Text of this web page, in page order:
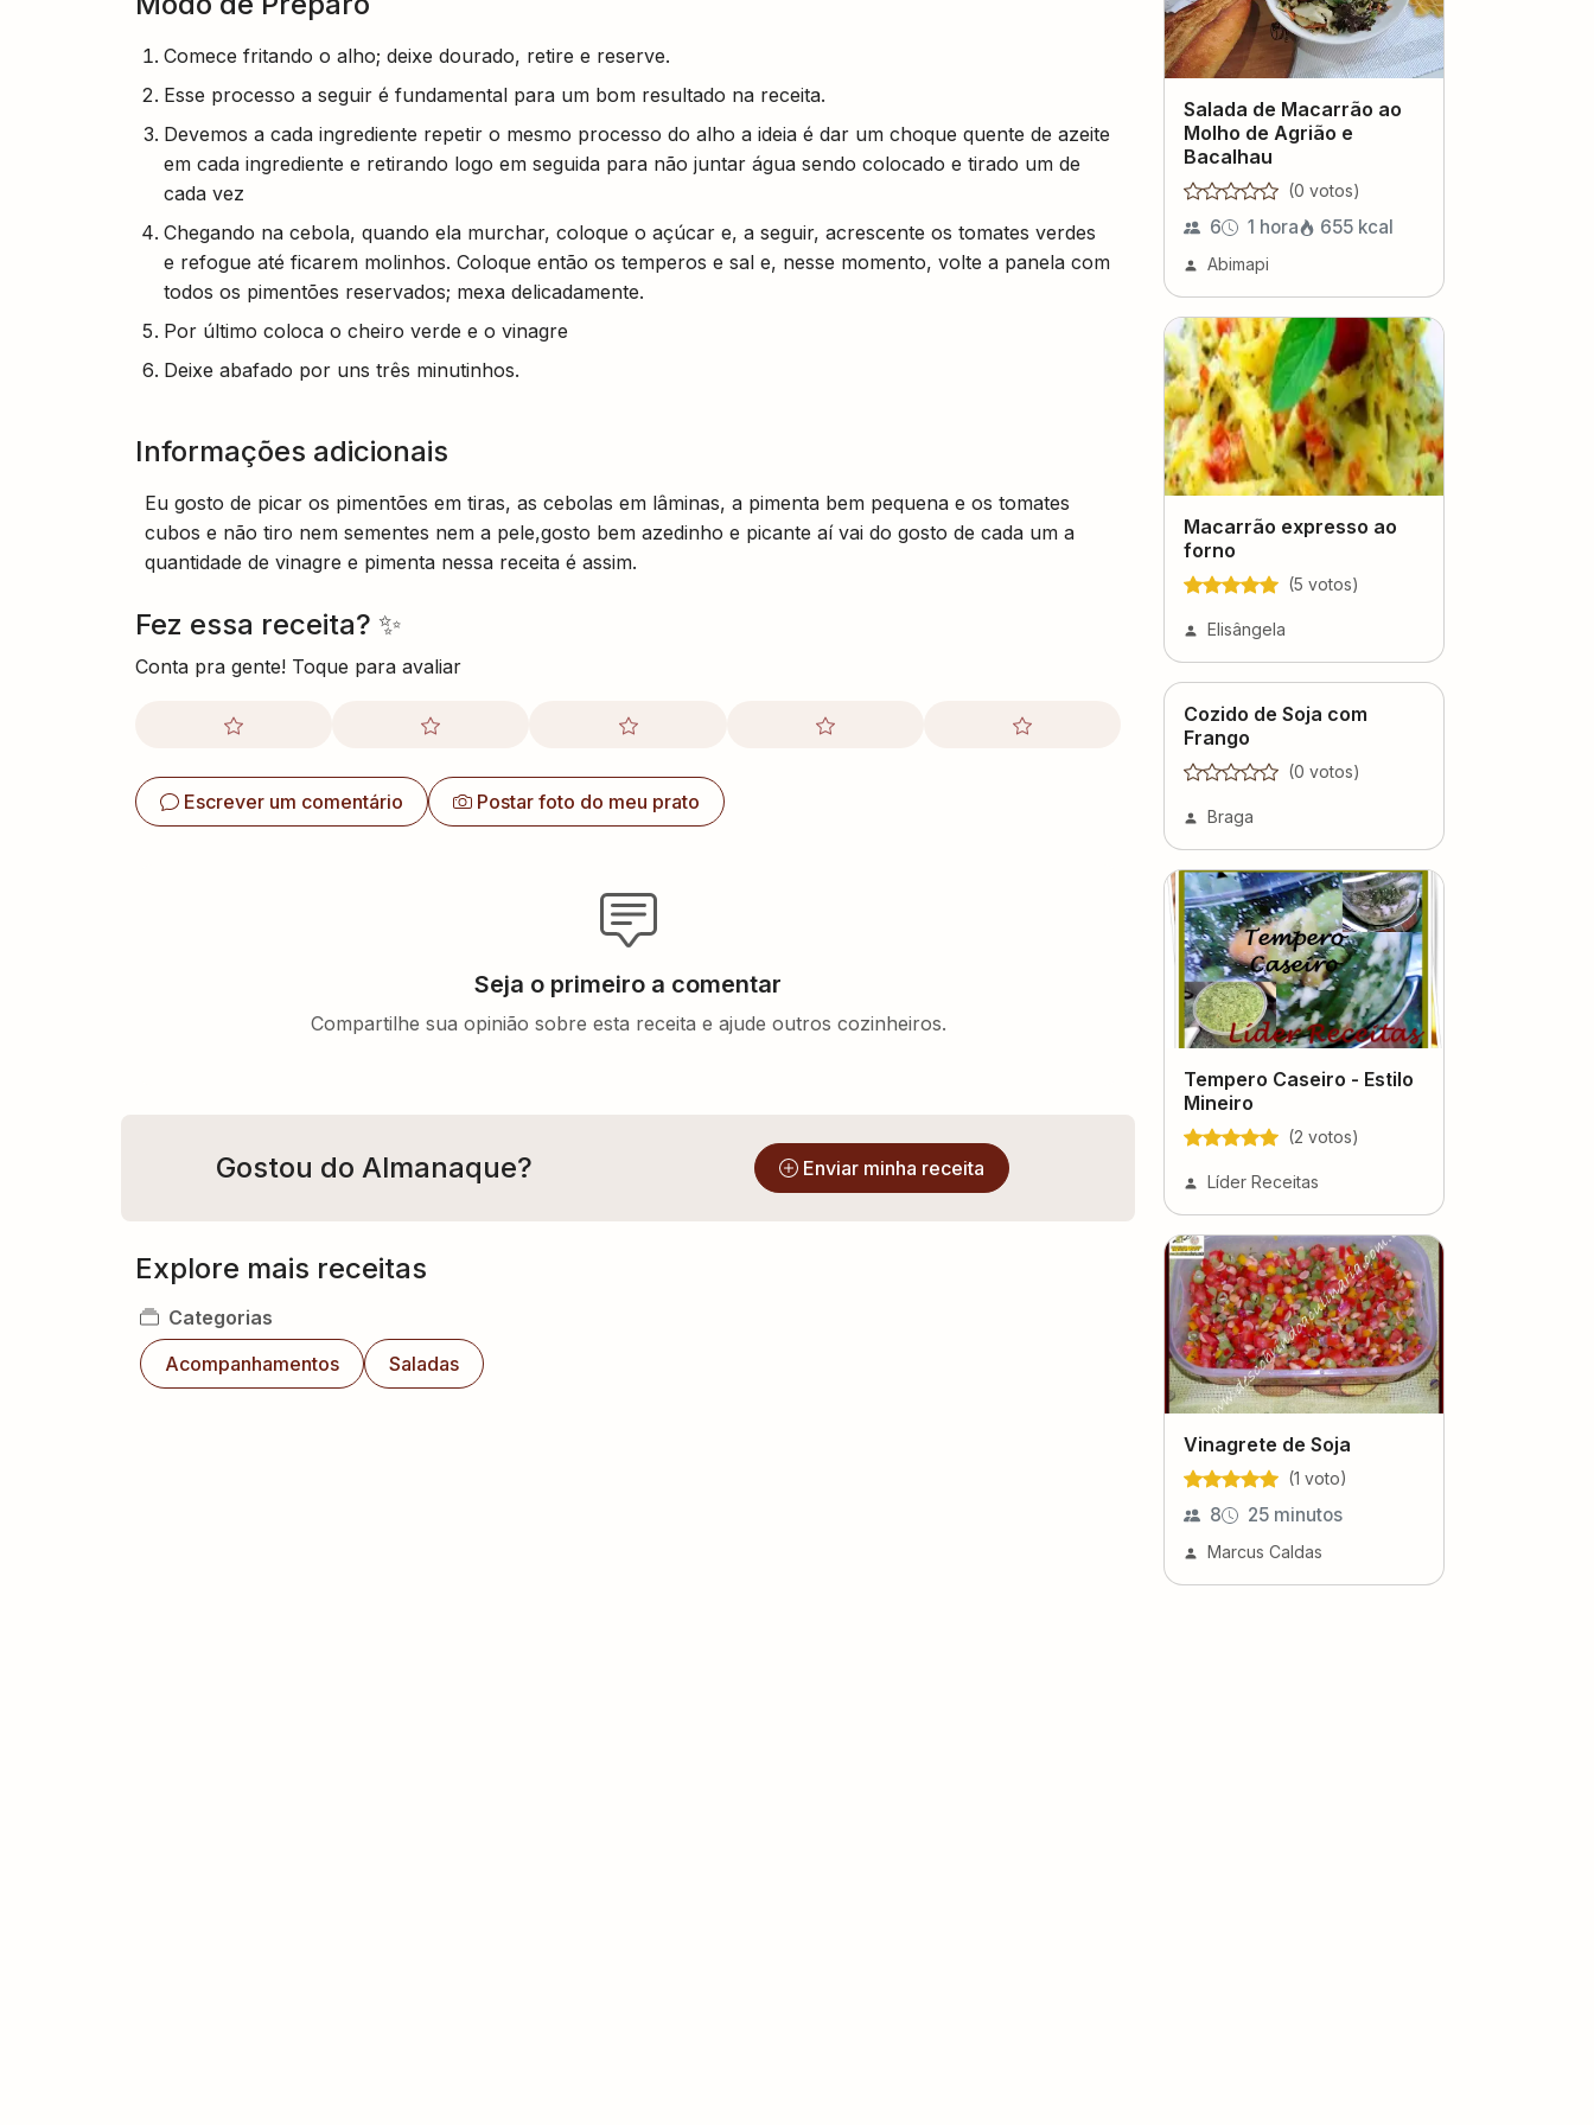
Comece fritando o alho; deixe dourado, retire e reserve.
Esse processo a seguir é fundamental para um bom resultado na receita.
Devemos a cada ingrediente repetir o mesmo processo do alho a ideia é dar um choque quente de azeite
em cada ingrediente e retirando logo em seguida para não juntar água sendo colocado e tirado um de
cada vez
Chegando na cebola, quando ela murchar, coloque o açúcar e, a seguir, acrescente os tomates verdes
e refogue até ficarem molinhos. Coloque então os temperos e sal e, nesse momento, volte a panela com
todos os pimentões reservados; mexa delicadamente.
Por último coloca o cheiro verde e o vinagre
Deixe abafado por uns três minutinhos.
Informações adicionais
Eu gosto de picar os pimentões em tiras, as cebolas em lâminas, a pimenta bem pequena e os tomates
cubos e não tiro nem sementes nem a pele,gosto bem azedinho e picante aí vai do gosto de cada um a
quantidade de vinagre e pimenta nessa receita é assim.
Fez essa receita? ✨
Conta pra gente! Toque para avaliar
Escrever um comentário Postar foto do meu prato
Seja o primeiro a comentar
Compartilhe sua opinião sobre esta receita e ajude outros cozinheiros.
Gostou do Almanaque? Enviar minha receita
Explore mais receitas
Categorias
Acompanhamentos
Saladas
Salada de Macarrão ao
Molho de Agrião e
Bacalhau
(0 votos)
6 1 hora 655 kcal
Abimapi
Macarrão expresso ao
forno
(5 votos)
Elisângela
Cozido de Soja com
Frango
(0 votos)
Braga
Tempero Caseiro - Estilo
Mineiro
(2 votos)
Líder Receitas
Vinagrete de Soja
(1 voto)
8 25 minutos
Marcus Caldas